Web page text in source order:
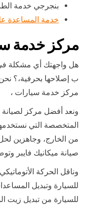
بنجرجي خدمة
خدمة المساعدة
مركز خدمة
هل واجهتك أي مشكلة
ب إصلاحها بحرفية،؟
مركز خدمة سيارات ،
ونعد أفضل مركز
المتخصصة التي
من الخارج، وجاهزين
صيانة ميكانيك فايبر
وناقل الحركة
للسيارة وتبديل
للسيارة من تبديل زيت